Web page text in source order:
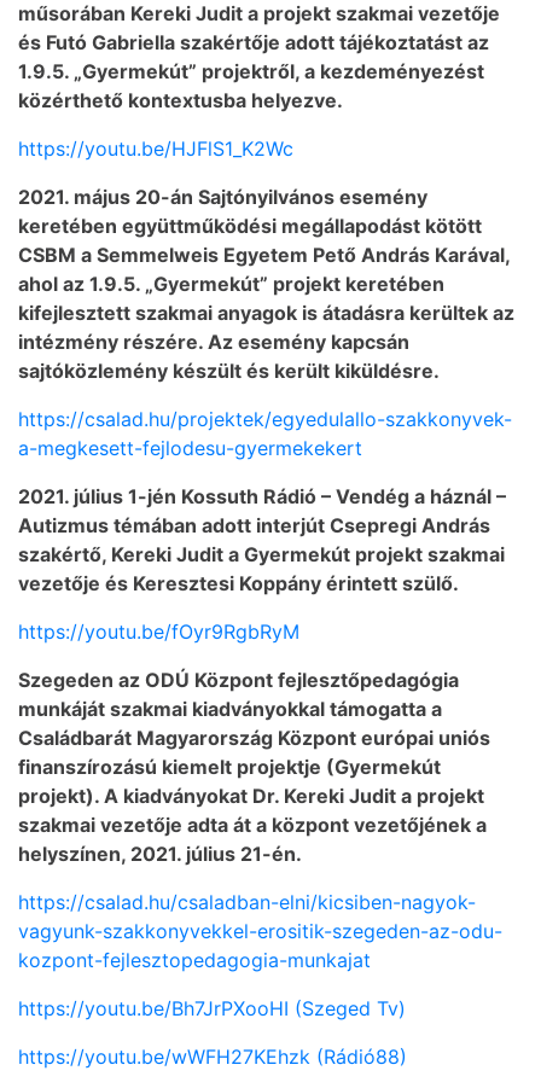
műsorában Kereki Judit a projekt szakmai vezetője
és Futó Gabriella szakértője adott tájékoztatást az
1.9.5. „Gyermekút” projektről, a kezdeményezést
közérthető kontextusba helyezve.
https://youtu.be/HJFlS1_K2Wc
2021. május 20-án Sajtónyilvános esemény
keretében együttműködési megállapodást kötött
CSBM a Semmelweis Egyetem Pető András Karával,
ahol az 1.9.5. „Gyermekút” projekt keretében
kifejlesztett szakmai anyagok is átadásra kerültek az
intézmény részére. Az esemény kapcsán
sajtóközlemény készült és került kiküldésre.
https://csalad.hu/projektek/egyedulallo-szakkonyvek-
a-megkesett-fejlodesu-gyermekekert
2021. július 1-jén Kossuth Rádió – Vendég a háznál –
Autizmus témában adott interjút Csepregi András
szakértő, Kereki Judit a Gyermekút projekt szakmai
vezetője és Keresztesi Koppány érintett szülő.
https://youtu.be/fOyr9RgbRyM
Szegeden az ODÚ Központ fejlesztőpedagógia
munkáját szakmai kiadványokkal támogatta a
Családbarát Magyarország Központ európai uniós
finanszírozású kiemelt projektje (Gyermekút
projekt). A kiadványokat Dr. Kereki Judit a projekt
szakmai vezetője adta át a központ vezetőjének a
helyszínen, 2021. július 21-én.
https://csalad.hu/csaladban-elni/kicsiben-nagyok-
vagyunk-szakkonyvekkel-erositik-szegeden-az-odu-
kozpont-fejlesztopedagogia-munkajat
https://youtu.be/Bh7JrPXooHI (Szeged Tv)
https://youtu.be/wWFH27KEhzk (Rádió88)